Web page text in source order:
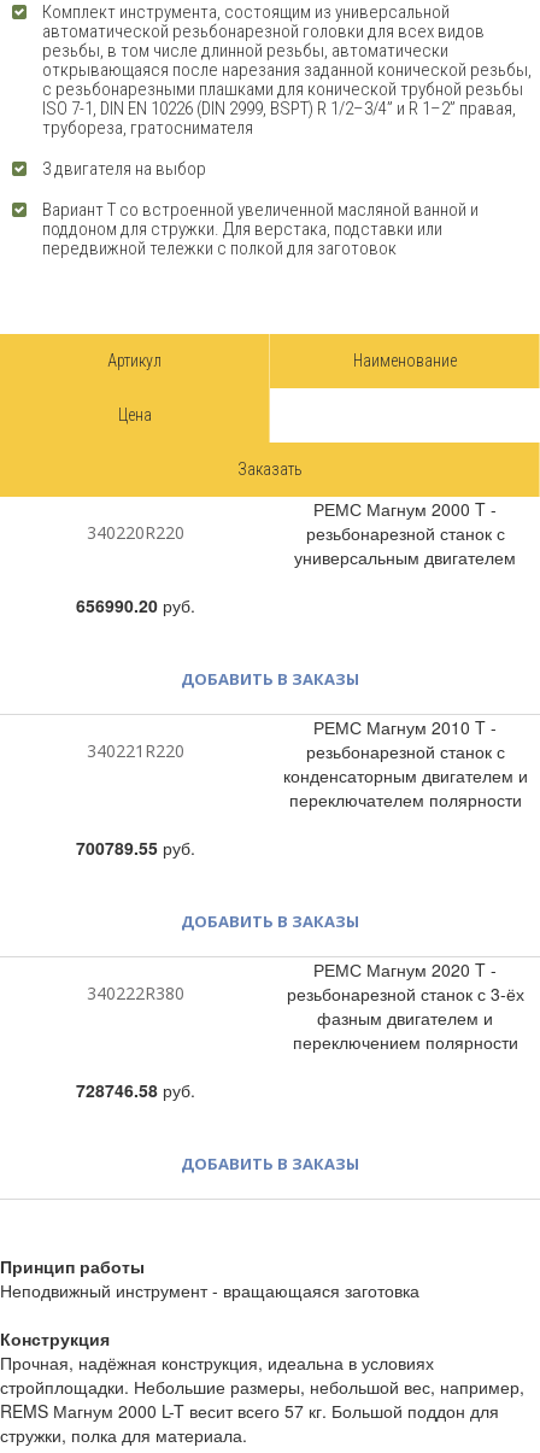
Комплект инструмента, состоящим из универсальной
автоматической резьбонарезной головки для всех видов
резьбы, в том числе длинной резьбы, автоматически
открывающаяся после нарезания заданной конической резьбы,
с резьбонарезными плашками для конической трубной резьбы
ISO 7-1, DIN EN 10226 (DIN 2999, BSPT) R 1/2–3/4” и R 1–2” правая,
трубореза, гратоснимателя
3 двигателя на выбор
Вариант Т со встроенной увеличенной масляной ванной и
поддоном для стружки. Для верстака, подставки или
передвижной тележки с полкой для заготовок
Артикул Наименование
Цена
Заказать
340220R220
РЕМС Магнум 2000 T -
резьбонарезной станок с
универсальным двигателем
656990.20руб.
ДОБАВИТЬ В ЗАКАЗЫ
340221R220
РЕМС Магнум 2010 T -
резьбонарезной станок с
конденсаторным двигателем и
переключателем полярности
700789.55руб.
ДОБАВИТЬ В ЗАКАЗЫ
340222R380
РЕМС Магнум 2020 T -
резьбонарезной станок с 3-ёх
фазным двигателем и
переключением полярности
728746.58руб.
ДОБАВИТЬ В ЗАКАЗЫ
Принцип работы
Неподвижный инструмент - вращающаяся заготовка
Конструкция
Прочная, надёжная конструкция, идеальна в условиях
стройплощадки. Небольшие размеры, небольшой вес, например,
REMS Магнум 2000 L-T весит всего 57 кг. Большой поддон для
стружки, полка для материала.